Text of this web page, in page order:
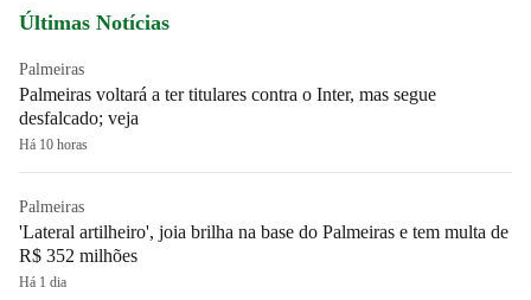
Últimas Notícias
Palmeiras
Palmeiras voltará a ter titulares contra o Inter, mas segue
desfalcado; veja
Há 10 horas
Palmeiras
'Lateral artilheiro', joia brilha na base do Palmeiras e tem multa de
R$ 352 milhões
Há 1 dia